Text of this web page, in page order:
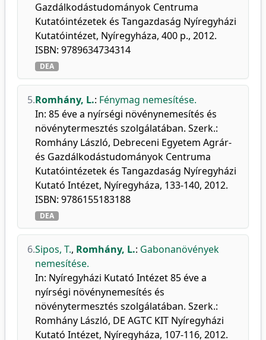
Gazdálkodástudományok Centruma
Kutatóintézetek és Tangazdaság Nyíregyházi
Kutatóintézet, Nyíregyháza, 400 p., 2012.
ISBN: 9789634734314
DEA
5.Romhány, L.: Fénymag nemesítése.
In: 85 éve a nyírségi növénynemesítés és
növénytermesztés szolgálatában. Szerk.:
Romhány László, Debreceni Egyetem Agrár-
és Gazdálkodástudományok Centruma
Kutatóintézetek és Tangazdaság Nyíregyházi
Kutató Intézet, Nyíregyháza, 133-140, 2012.
ISBN: 9786155183188
DEA
6.Sipos, T., Romhány, L.: Gabonanövények
nemesítése.
In: Nyíregyházi Kutató Intézet 85 éve a
nyírségi növénynemesítés és
növénytermesztés szolgálatában. Szerk.:
Romhány László, DE AGTC KIT Nyíregyházi
Kutató Intézet, Nyíregyháza, 107-116, 2012.